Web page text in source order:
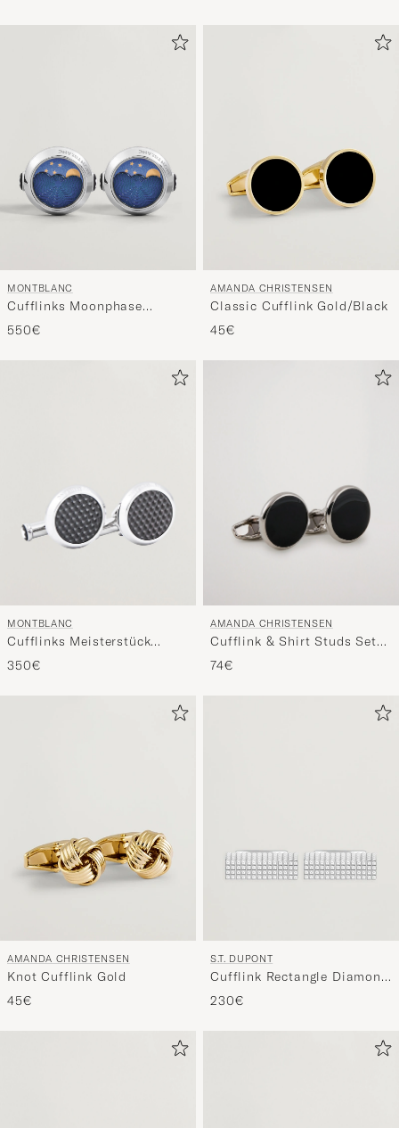
MONTBLANC
Cufflinks Moonphase
Movement
550€
AMANDA CHRISTENSEN
Classic Cufflink Gold/Black
45€
MONTBLANC
Cufflinks Meisterstück
Black
350€
AMANDA CHRISTENSEN
Cufflink & Shirt Studs Set
Black/Silver
74€
AMANDA CHRISTENSEN
Knot Cufflink Gold
45€
S.T. DUPONT
Cufflink Rectangle Diamond
Head Silver
230€